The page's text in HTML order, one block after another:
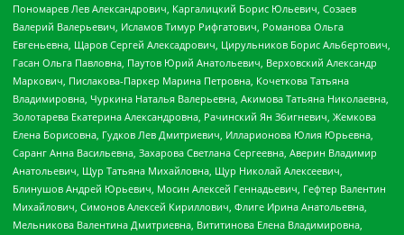
Пономарев Лев Александрович, Каргалицкий Борис Юльевич, Созаев
Валерий Валерьевич, Исламов Тимур Рифгатович, Романова Ольга
Евгеньевна, Щаров Сергей Алексадрович, Цирульников Борис Альбертович,
Гасан Ольга Павловна, Паутов Юрий Анатольевич, Верховский Александр
Маркович, Пислакова-Паркер Марина Петровна, Кочеткова Татьяна
Владимировна, Чуркина Наталья Валерьевна, Акимова Татьяна Николаевна,
Золотарева Екатерина Александровна, Рачинский Ян Збигневич, Жемкова
Елена Борисовна, Гудков Лев Дмитриевич, Илларионова Юлия Юрьевна,
Саранг Анна Васильевна, Захарова Светлана Сергеевна, Аверин Владимир
Анатольевич, Щур Татьяна Михайловна, Щур Николай Алексеевич,
Блинушов Андрей Юрьевич, Мосин Алексей Геннадьевич, Гефтер Валентин
Михайлович, Симонов Алексей Кириллович, Флиге Ирина Анатольевна,
Мельникова Валентина Дмитриевна, Вититинова Елена Владимировна,